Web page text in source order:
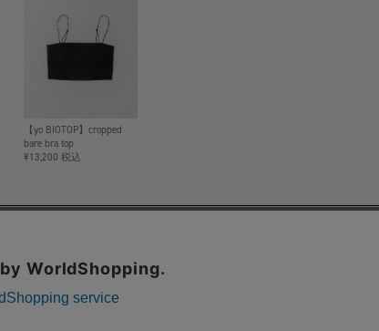
【yo BIOTOP】cropped
bare bra top
¥13,200 税込
InstagramBIOTOPBIOTOP ONLINE